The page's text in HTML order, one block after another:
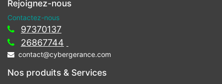
Rejoignez-nous
Contactez-nous
97370137
26867744
contact@cybergerance.com
Nos produits & Services